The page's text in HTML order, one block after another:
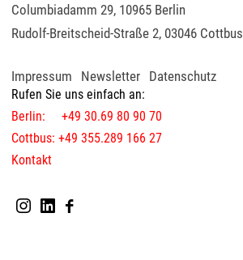
Columbiadamm 29, 10965 Berlin
Rudolf-Breitscheid-Straße 2, 03046 Cottbus
Impressum Newsletter Datenschutz
Rufen Sie uns einfach an:
Berlin: +49 30.69 80 90 70
Cottbus: +49 355.289 166 27
Kontakt